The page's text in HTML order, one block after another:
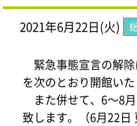
2021年6月22日(火)
緊急事態宣言の解
を次のとおり開館いた
また併せて、6～8
致します。（6月22日